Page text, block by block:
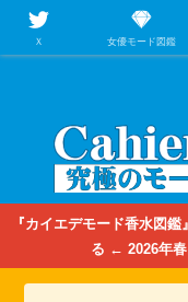
【映画/音楽の中のファッシ
パレ
『カイエデモード香水図
る ← 2026年春
Ｘ 女優モード図鑑